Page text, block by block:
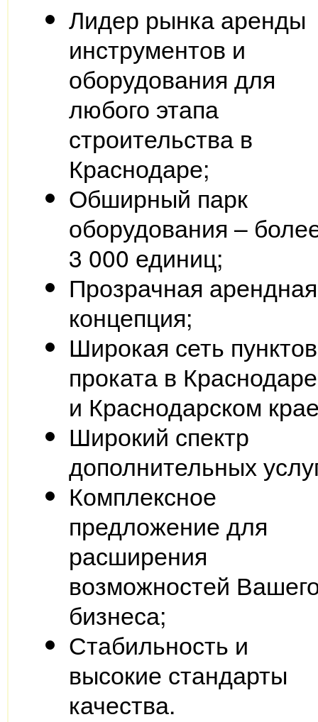
Лидер рынка аренды
инструментов и
оборудования для
любого этапа
строительства в
Краснодаре;
Обширный парк
оборудования –
3 000 единиц;
Прозрачная арендная
концепция;
Широкая сеть пунктов
проката в Краснодаре
и Краснодарском
Широкий спектр
дополнительных
Комплексное
предложение для
расширения
возможностей
бизнеса;
Стабильность и
высокие стандарты
качества.